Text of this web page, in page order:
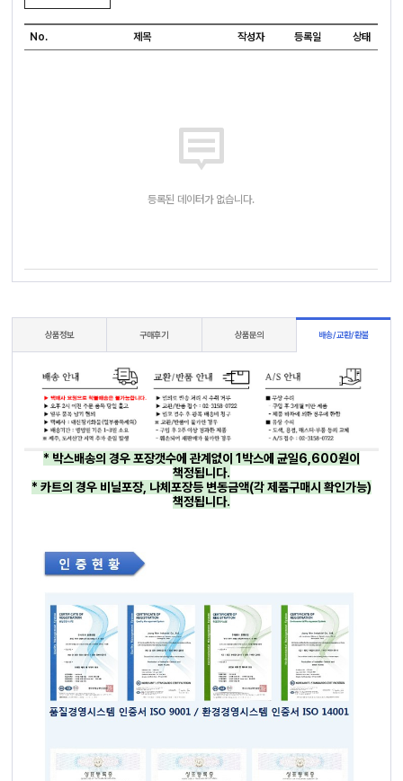
No. 제목 작성자 등록일 상태
등록된 데이터가 없습니다.
상품정보 구매후기 상품문의 배송/교환/환불
* 박스배송의 경우 포장갯수에 관계없이 1박스에 균일6,600원이
책정됩니다.
* 카트의 경우 비닐포장, 나체포장등 변동금액(각 제품구매시 확인가능)
책정됩니다.